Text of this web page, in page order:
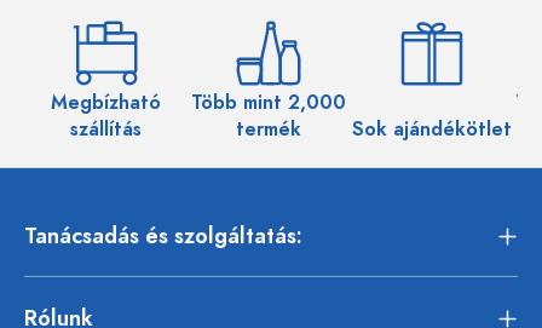
Megbízható
szállítás
Több mint 2,000
termék
Sok ajándékötlet
Tanácsadás és szolgáltatás:
Rólunk